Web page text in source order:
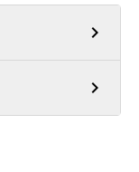
chevron_right
chevron_right